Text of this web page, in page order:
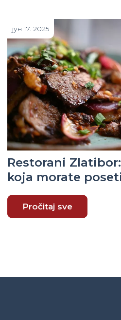
јун 17. 2025
Restorani
koja morate
Pročitaj sve